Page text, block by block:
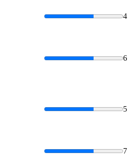
4
6
5
7